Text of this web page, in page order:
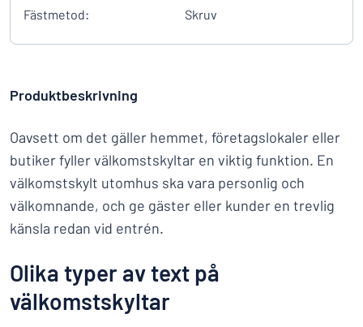
Fästmetod:
Skruv
Produktbeskrivning
Oavsett om det gäller hemmet, företagslokaler eller
butiker fyller välkomstskyltar en viktig funktion. En
välkomstskylt utomhus ska vara personlig och
välkomnande, och ge gäster eller kunder en trevlig
känsla redan vid entrén.
Olika typer av text på
välkomstskyltar